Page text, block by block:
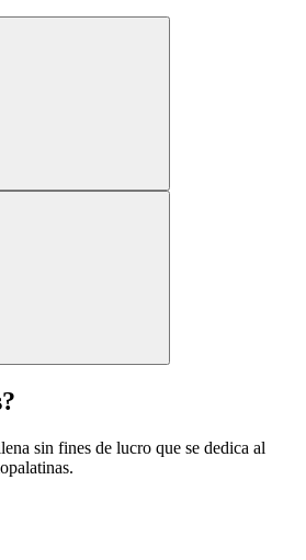
sin fines de lucro que se dedica al